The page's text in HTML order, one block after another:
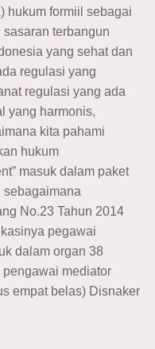
hukum formiil sebagai
terbangun
yang sehat dan
regulasi yang
regulasi yang ada
yang harmonis,
kita pahami
hukum
masuk dalam paket
sebagaimana
No.23 Tahun 2014
pegawai
dalam organ 38
mediator
empat belas) Disnaker